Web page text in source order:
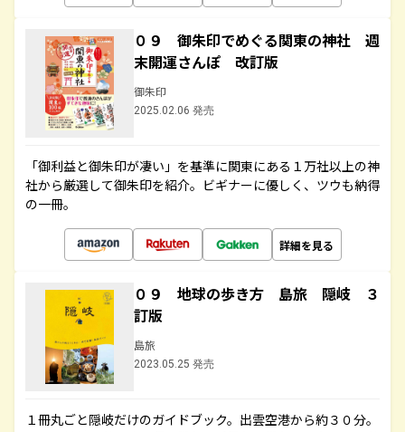
０９ 御朱印でめぐる関東の神社 週
末開運さんぽ 改訂版
御朱印
2025.02.06 発売
「御利益と御朱印が凄い」を基準に関東にある１万社以上の神
社から厳選して御朱印を紹介。ビギナーに優しく、ツウも納得
の一冊。
詳細を見る
０９ 地球の歩き方 島旅 隠岐 ３
訂版
島旅
2023.05.25 発売
１冊丸ごと隠岐だけのガイドブック。出雲空港から約３０分。